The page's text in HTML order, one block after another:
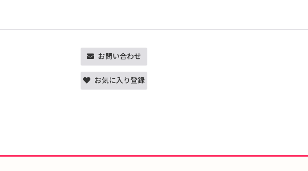
お問い合わせ
お気に入り登録